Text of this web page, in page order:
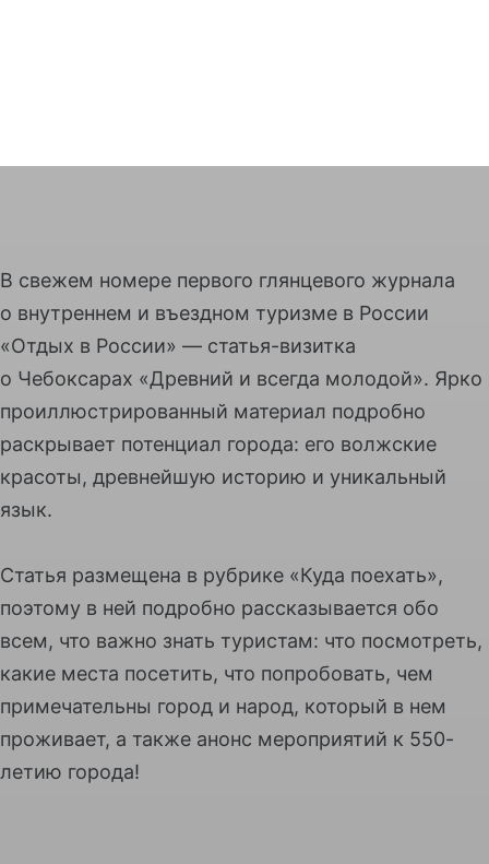
В свежем номере первого глянцевого журнала
о внутреннем и въездном туризме в России
«Отдых в России» — статья-визитка
о Чебоксарах «Древний и всегда молодой». Ярко
проиллюстрированный материал подробно
раскрывает потенциал города: его волжские
красоты, древнейшую историю и уникальный
язык.
Статья размещена в рубрике «Куда поехать»,
поэтому в ней подробно рассказывается обо
всем, что важно знать туристам: что посмотреть,
какие места посетить, что попробовать, чем
примечательны город и народ, который в нем
проживает, а также анонс мероприятий к 550-
летию города!